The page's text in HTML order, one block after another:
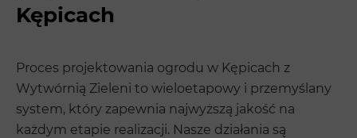
Kępicach
Proces projektowania ogrodu w Kępicach z
Wytwórnią Zieleni to wieloetapowy i przemyślany
system, który zapewnia najwyższą jakość na
każdym etapie realizacji. Nasze działania są